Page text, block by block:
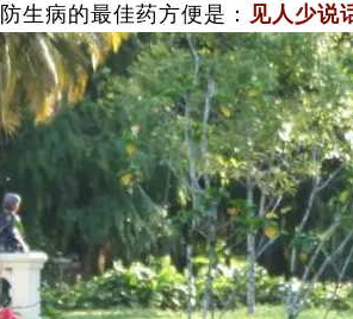
生病的最佳药方便是： 见人少说